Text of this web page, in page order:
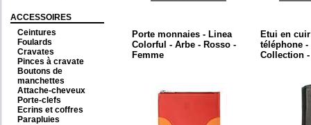
ACCESSOIRES
Ceintures
Foulards
Cravates
Pinces à cravate
Boutons de
manchettes
Attache-cheveux
Porte-clefs
Ecrins et coffres
Parapluies
Porte monnaies - Linea
Colorful - Arbe - Rosso -
Femme
Etui en
téléphone
Collection